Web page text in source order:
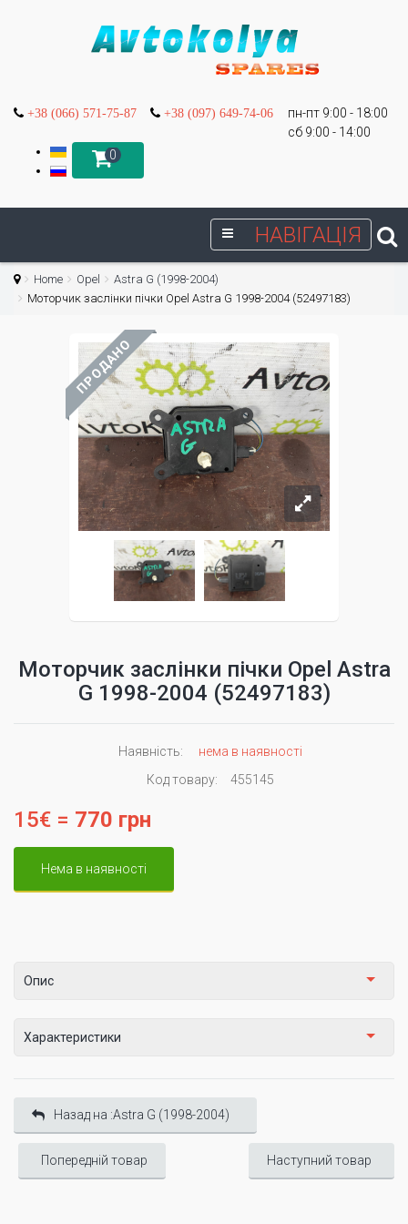
+38 (066) 571-75-87 +38 (097) 649-74-06
пн-пт 9:00 - 18:00
сб 9:00 - 14:00
0
НАВІГАЦІЯ
Home Opel
Astra G (1998-2004)
Моторчик заслінки пічки Opel Astra G 1998-2004 (52497183)
ПРОДАНО
Моторчик заслінки пічки Opel Astra
G 1998-2004 (52497183)
Наявність:
нема в наявності
Код товару:
455145
15€ = 770 грн
Нема в наявності
Опис
Характеристики
Назад на :Astra G (1998-2004)
Попередній товар Наступний товар